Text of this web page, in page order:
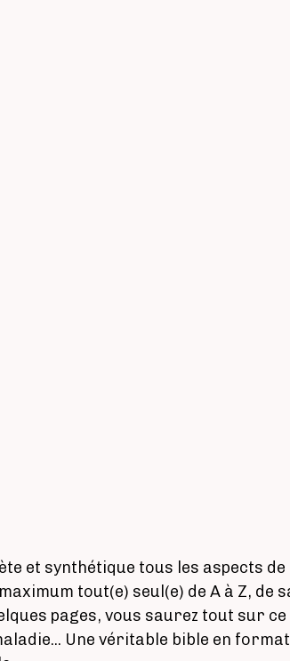
et synthétique tous les aspects
tout(e) seul(e) de A à Z, de
pages, vous saurez tout sur
Une véritable bible en format